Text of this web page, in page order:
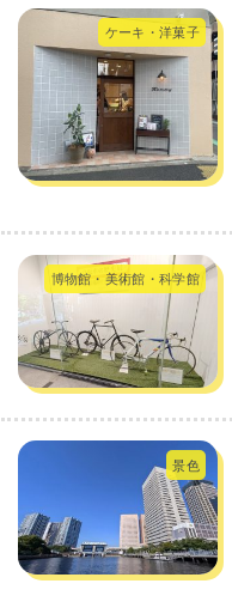
ケーキ・洋菓子
博物館・美術館・科学館
景色